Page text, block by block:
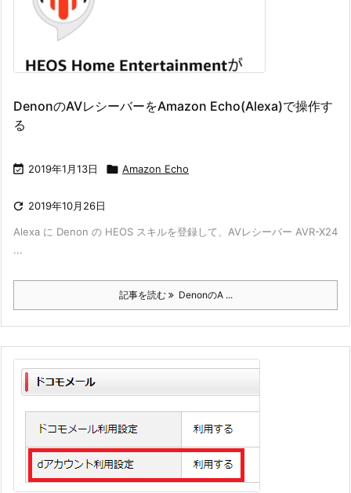
DenonのAVレシーバーをAmazon Echo(Alexa)で操作す
る
 2019年1月13日  Amazon Echo
 2019年10月26日
Alexa に Denon の HEOS スキルを登録して、AVレシーバー AVR-X24
...
記事を読む DenonのA ...